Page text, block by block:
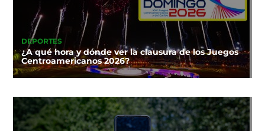
DEPORTES
¿A qué hora y dónde ver la clausura de los Juegos
Centroamericanos 2026?